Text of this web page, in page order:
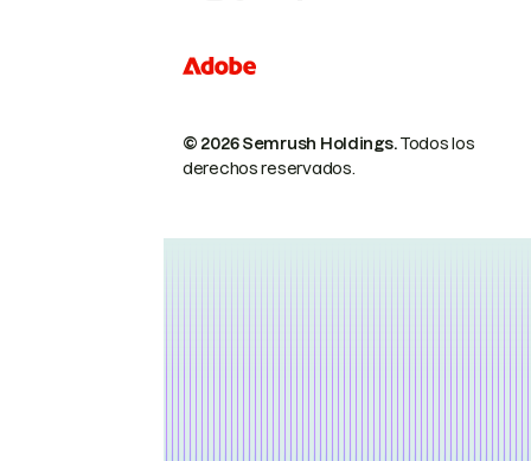
© 2026 Semrush Holdings.Todos los
derechos reservados.